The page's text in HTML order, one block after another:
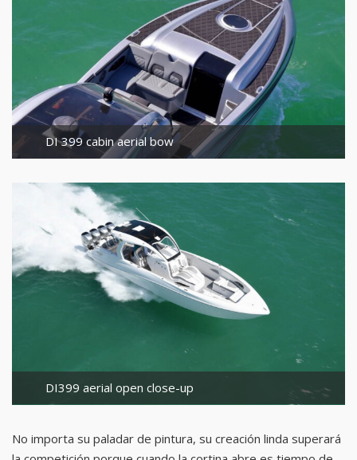
DI 399 cabin aerial bow
DI399 aerial open close-up
No importa su paladar de pintura, su creación linda superará